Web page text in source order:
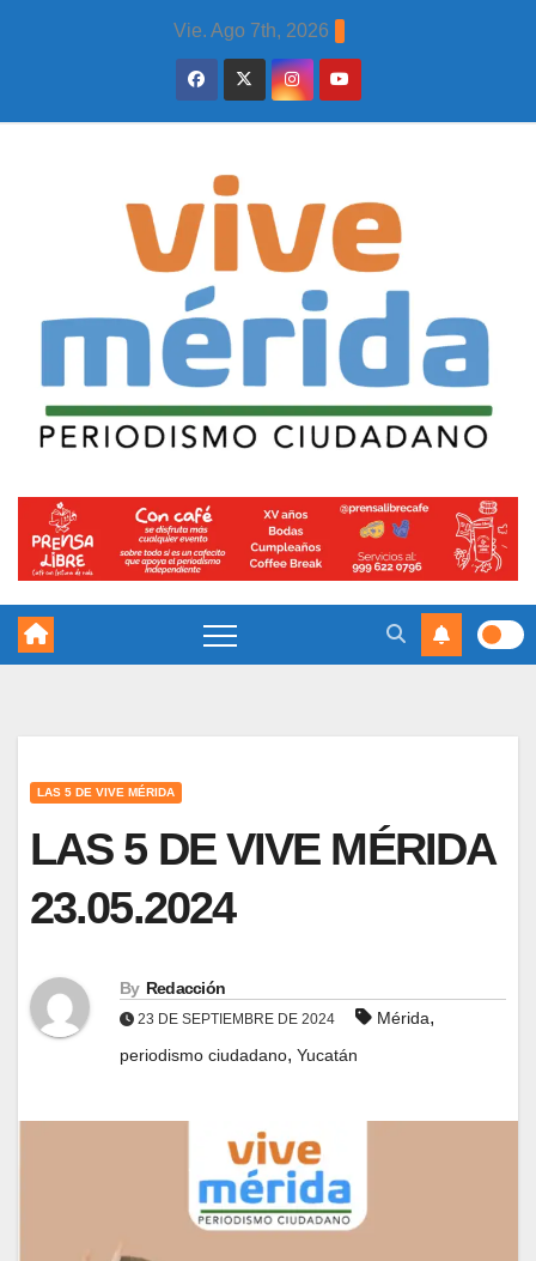
Vie. Ago 7th, 2026
LAS 5 DE VIVE MÉRIDA
LAS 5 DE VIVE MÉRIDA
23.05.2024
By Redacción
23 DE SEPTIEMBRE DE 2024 Mérida,
periodismo ciudadano, Yucatán